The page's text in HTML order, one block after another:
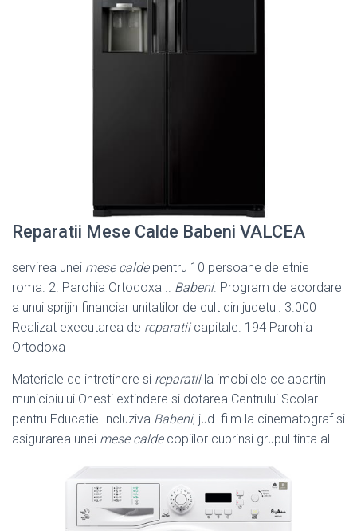
Reparatii Mese Calde Babeni VALCEA
servirea unei mese caldepentru 10 persoane de etnie
roma. 2. Parohia Ortodoxa .. Babeni. Program de acordare
a unui sprijin financiar unitatilor de cult din judetul. 3.000
Realizat executarea de reparatiicapitale. 194 Parohia
Ortodoxa
Materiale de intretinere si reparatiila imobilele ce apartin
municipiului Onesti extindere si dotarea Centrului Scolar
pentru Educatie Incluziva Babeni, jud. film la cinematograf si
asigurarea unei mese caldecopiilor cuprinsi grupul tinta al